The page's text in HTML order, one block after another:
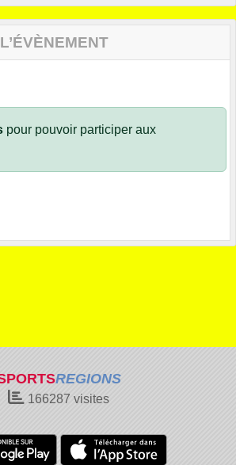
pour pouvoir participer aux
REGIONS
166287 visites